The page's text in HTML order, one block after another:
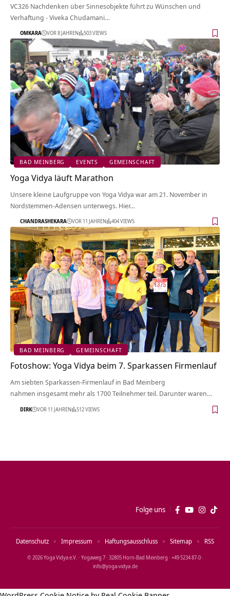
VC326 Nachdenken über Sinnesobjekte führt zu Wünschen und
Verhaftung - Viveka Chudamani…
OMKARA VOR 8 JAHREN 503 VIEWS
BAD MEINBERG EVENTS GEMEINSCHAFT
Yoga Vidya läuft Marathon
Unsere kleine Laufgruppe von Yoga Vidya war am 21. November in
Nordstemmen-Adensen unterwegs. Hier…
CHANDRASHEKARA VOR 11 JAHREN 404 VIEWS
BAD MEINBERG GEMEINSCHAFT
Fotoshow: Yoga Vidya beim 7. Sparkassen Firmenlauf
Am siebten Sparkassen-Firmenlauf in Bad Meinberg
nahmen insgesamt mehr als 1700 Teilnehmer teil. Darunter waren…
DIRK VOR 11 JAHREN 512 VIEWS
Folge uns
© 2026 Yoga Vidya e.V. · Yogaweg 7 · 32805 Horn‑Bad Meinberg · +49 5234 87‑0 ·
info@yoga‑vidya.de
Datenschutz Impressum Haftungsausschluss Sitemap RSS